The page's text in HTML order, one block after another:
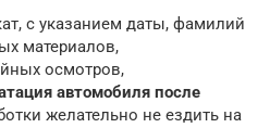
с указанием даты, фамилий
материалов,
осмотров,
автомобиля после
желательно не ездить на